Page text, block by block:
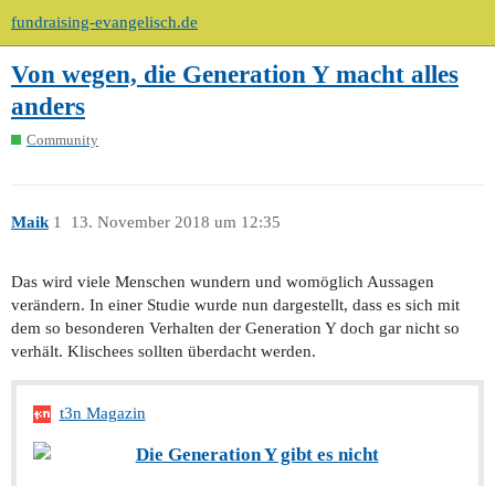
fundraising-evangelisch.de
Von wegen, die Generation Y macht alles
anders
Community
Maik 13. November 2018 um 12:35
1
Das wird viele Menschen wundern und womöglich Aussagen
verändern. In einer Studie wurde nun dargestellt, dass es sich mit
dem so besonderen Verhalten der Generation Y doch gar nicht so
verhält. Klischees sollten überdacht werden.
t3n Magazin
Die Generation Y gibt es nicht